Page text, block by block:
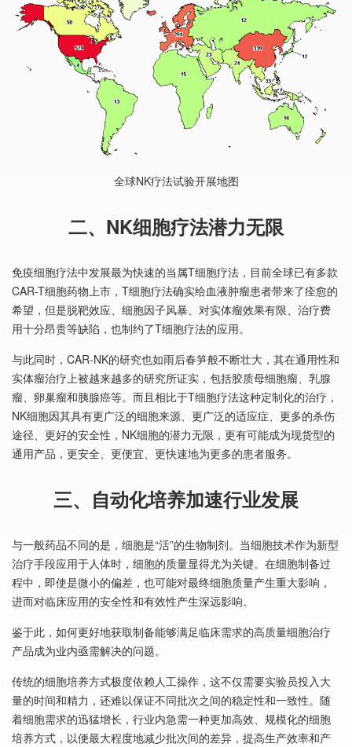
全球NK疗法试验开展地图
二、NK细胞疗法潜力无限
免疫细胞疗法中发展最为快速的当属T细胞疗法，目前全球已有多款
CAR-T细胞药物上市，T细胞疗法确实给血液肿瘤患者带来了痊愈的
希望，但是脱靶效应、 细胞因子风暴、对实体瘤效果有限、治疗费
用十分昂贵等缺陷，也制约了T细胞疗法的应用。
与此同时，CAR-NK的研究也如雨后春笋般不断壮大，其在通用性和
实体瘤治疗上被越来越多的研究所证实，包括胶质母细胞瘤、乳腺
瘤、卵巢瘤和胰腺癌等。而且相比于T细胞疗法这种定制化的治疗，
NK细胞因其具有更广泛的细胞来源、更广泛的适应症、更多的杀伤
途径、更好的安全性，NK细胞的潜力无限，更有可能成为现货型的
通用产品，更安全、更便宜、更快速地为更多的患者服务。
三、自动化培养加速行业发展
与一般药品不同的是，细胞是“活”的生物制剂。当细胞技术作为新型
治疗手段应用于人体时，细胞的质量显得尤为关键。在细胞制备过
程中，即使是微小的偏差，也可能对最终细胞质量产生重大影响，
进而对临床应用的安全性和有效性产生深远影响。
鉴于此，如何更好地获取制备能够满足临床需求的高质量细胞治疗
产品成为业内亟需解决的问题。
传统的细胞培养方式极度依赖人工操作，这不仅需要实验员投入大
量的时间和精力，还难以保证不同批次之间的稳定性和一致性。随
着细胞需求的迅猛增长，行业内急需一种更加高效、规模化的细胞
培养方式，以便最大程度地减少批次间的差异，提高生产效率和产